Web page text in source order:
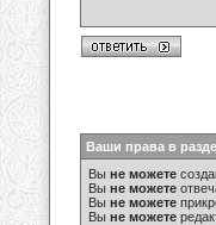
Ваши права в
Вы не можете
Вы не можете
Вы не можете
Вы не можете